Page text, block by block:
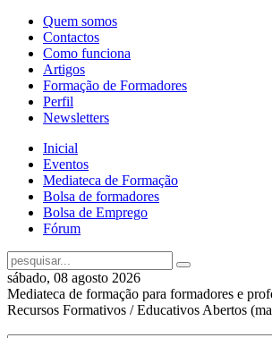
Quem somos
Contactos
Como funciona
Artigos
Formação de Formadores
Perfil
Newsletters
Inicial
Eventos
Mediateca de Formação
Bolsa de formadores
Bolsa de Emprego
Fórum
sábado, 08 agosto 2026
Mediateca de formação para formadores e
Recursos Formativos / Educativos Abertos